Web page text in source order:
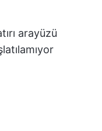
arayüzü